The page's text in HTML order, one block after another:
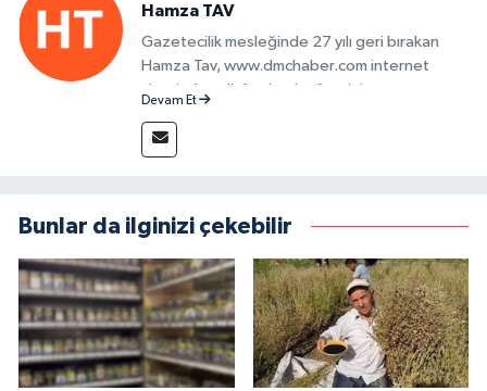
Hamza TAV
Gazetecilik mesleğinde 27 yılı geri bırakan
Hamza Tav, www.dmchaber.com internet
sitesinde editör olarak görevini
Devam Et
Bunlar da ilginizi çekebilir